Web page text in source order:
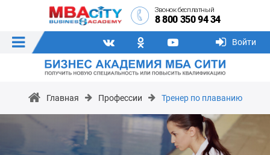
Звонок бесплатный
8 800 350 94 34
Войти
Главная Профессии Тренер по плаванию